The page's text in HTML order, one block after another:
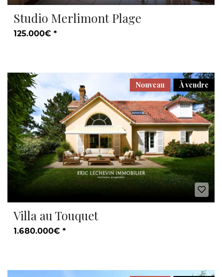
Studio Merlimont Plage
125.000€ *
À vendre
Nouveau
Villa au Touquet
1.680.000€ *